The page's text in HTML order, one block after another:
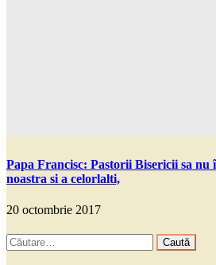
Papa Francisc: Pastorii Bisericii sa nu
noastra si a celorlalti,
20 octombrie 2017
Caută
după: